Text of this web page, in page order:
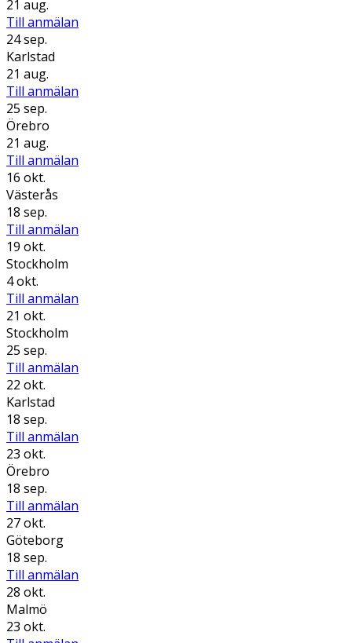
21 aug.
Till anmälan
24 sep.
Karlstad
21 aug.
Till anmälan
25 sep.
Örebro
21 aug.
Till anmälan
16 okt.
Västerås
18 sep.
Till anmälan
19 okt.
Stockholm
4 okt.
Till anmälan
21 okt.
Stockholm
25 sep.
Till anmälan
22 okt.
Karlstad
18 sep.
Till anmälan
23 okt.
Örebro
18 sep.
Till anmälan
27 okt.
Göteborg
18 sep.
Till anmälan
28 okt.
Malmö
23 okt.